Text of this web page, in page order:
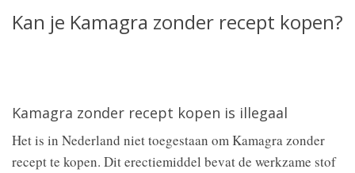
Kan je Kamagra zonder recept kopen?
Kamagra zonder recept kopen is illegaal
Het is in Nederland niet toegestaan om Kamagra zonder
recept te kopen. Dit erectiemiddel bevat de werkzame stof